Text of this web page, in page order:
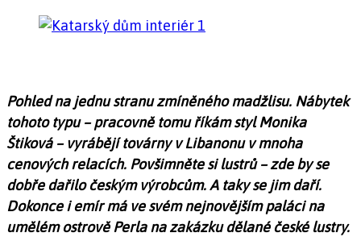
Pohled na jednu stranu zmíněného madžlisu. Nábytek
tohoto typu – pracovně tomu říkám styl Monika
Štiková – vyrábějí továrny v Libanonu v mnoha
cenových relacích. Povšimněte si lustrů – zde by se
dobře dařilo českým výrobcům. A taky se jim daří.
Dokonce i emír má ve svém nejnovějším paláci na
umělém ostrově Perla na zakázku dělané české lustry.